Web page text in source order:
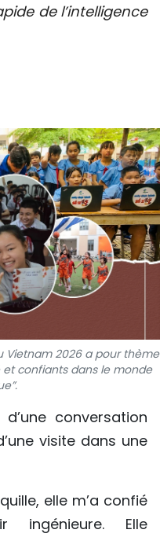
"PEUPLE"
de l’intelligence
Vietnam 2026 a pour thème
et confiants dans le monde
conversation
visite dans une
elle m’a confié
ingénieure. Elle